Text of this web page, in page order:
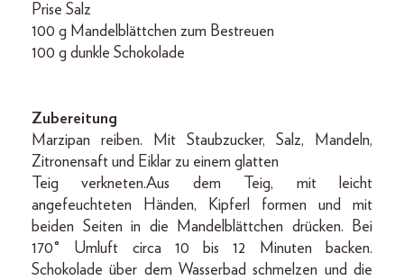
Prise Salz
100 g Mandelblättchen zum Bestreuen
100 g dunkle Schokolade
Zubereitung
Marzipan reiben. Mit Staubzucker, Salz, Mandeln,
Zitronensaft und Eiklar zu einem glatten
Teig verkneten.Aus dem Teig, mit leicht
angefeuchteten Händen, Kipferl formen und mit
beiden Seiten in die Mandelblättchen drücken. Bei
170° Umluft circa 10 bis 12 Minuten backen.
Schokolade über dem Wasserbad schmelzen und die